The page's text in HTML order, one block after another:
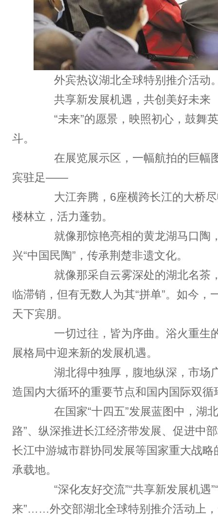
外宾热议湖北全球特别推介活动
共享新发展机遇，共创美好未来
“未来”的愿景，映照初心，鼓舞
斗。
在展览展示区，一幅航拍的巨幅
宾驻足——
大江奔腾，6座横跨长江的大桥尽
楼林立，活力蓬勃。
就像那惊艳亮相的黄龙湖马口陶
兴“中国民陶”，传承荆楚非遗文化。
就像那采自云雾深处的湖北名茶
临滞销，但有无数人为其“拼单”。如今，
天下宾朋。
一切过往，皆为序曲。浴火重生
展格局中迎来新的发展机遇。
湖北得中独厚，腹地纵深，市场
造国内大循环的重要节点和国内国际双循
在国家“十四五”发展蓝图中，湖北
路”、纵深推进长江经济带发展、促进中
长江中游城市群协同发展等国家重大战略
承载地。
“深化友好交流”“共享新发展机遇
来”……外交部湖北全球特别推介活动上